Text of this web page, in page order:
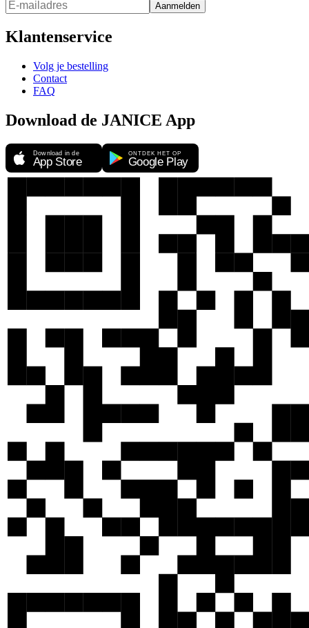
Aanmelden
Klantenservice
Volg je bestelling
Contact
FAQ
Download de JANICE App